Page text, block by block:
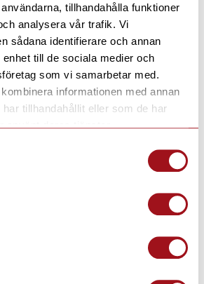
tillhandahålla funktioner
analysera vår trafik. Vi
sådana identifierare och annan
till de sociala medier och
som vi samarbetar med.
informationen med annan
tillhandahållit eller som de har
använt deras tjänster.